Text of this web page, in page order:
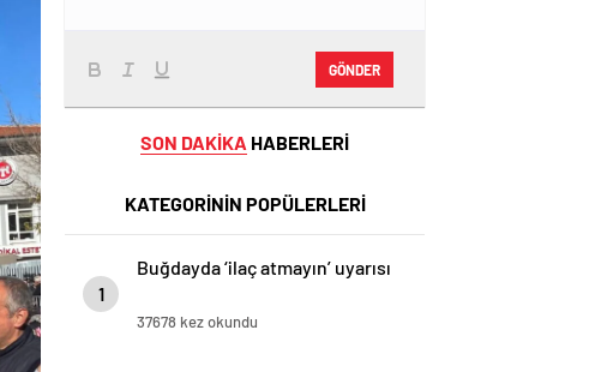
GÖNDER
SON DAKİKA HABERLERİ
KATEGORİNİN POPÜLERLERİ
1
Buğdayda ‘ilaç atmayın’ uyarısı
37678 kez okundu